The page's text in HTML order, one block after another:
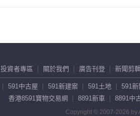
投資者專區 關於我們 廣告刊登 新聞剪
591中古屋 591新建案 591土地
591新
香港8591寶物交易網
8891新車 8891中
Copyright © 2007-2026 by